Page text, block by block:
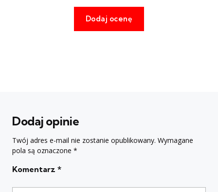
Dodaj opinie
Twój adres e-mail nie zostanie opublikowany. Wymagane
pola są oznaczone *
Komentarz *